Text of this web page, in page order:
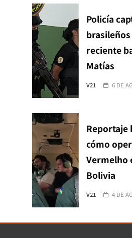
Policía
reciente
Matías
V21 6 DE
Reportaje
cómo
Vermelho
Bolivia
V21 4 DE